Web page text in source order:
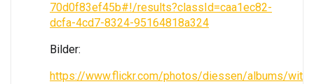
70d0f83ef45b#!/results?classId=caa1ec82-
dcfa-4cd7-8324-95164818a324
Bilder:
https://www.flickr.com/photos/diessen/albums/